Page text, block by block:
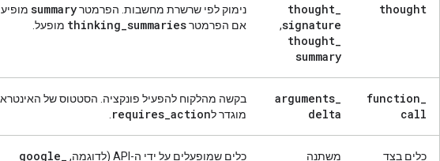
thought
thought_
signature
,
thought_
summary
נימוק לפי שרשרת מחשבות. הפרמטרsummary
אם הפרמטר
thinking_summaries מופעל.
function_
call
arguments_
delta
בקשה מהלקוח להפעיל פונקציה. הסטטוס של
מוגדר ל
requires_action
כלים בצד
משתנה
כלים שמופעלים על ידי ה-API (לדוגמה, google_